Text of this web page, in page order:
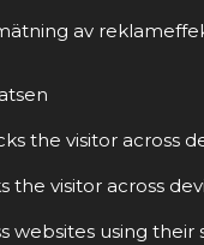
av
the visitor across
the visitor across
using their